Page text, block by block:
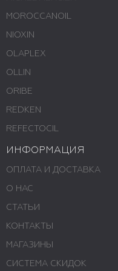
MOROCCANOIL
NIOXIN
OLAPLEX
OLLIN
ORIBE
REDKEN
REFECTOCIL
ИНФОРМАЦИЯ
ОПЛАТА И ДОСТАВКА
О НАС
СТАТЬИ
КОНТАКТЫ
МАГАЗИНЫ
СИСТЕМА СКИДОК